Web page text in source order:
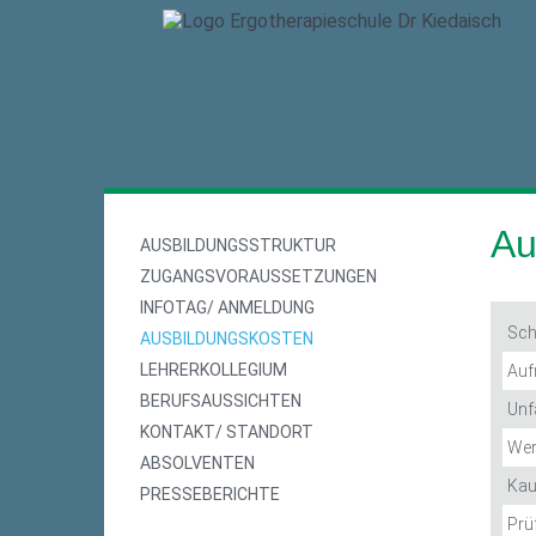
AUSBILDUNGSSTRUKTUR
ZUGANGSVORAUSSETZUNGEN
INFOTAG/ ANMELDUNG
AUSBILDUNGSKOSTEN
LEHRERKOLLEGIUM
BERUFSAUSSICHTEN
KONTAKT/ STANDORT
ABSOLVENTEN
PRESSEBERICHTE